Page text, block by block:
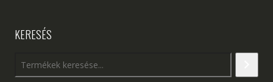
KERESÉS